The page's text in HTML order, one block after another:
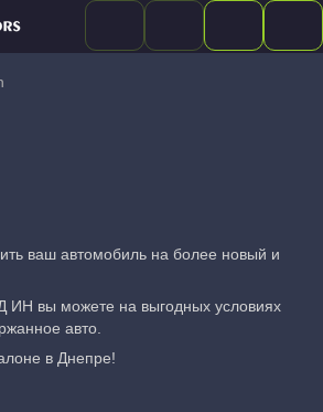
ваш автомобиль на более новый и
вы можете на выгодных условиях
авто.
в Днепре!